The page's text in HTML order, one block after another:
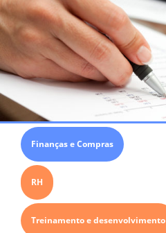
Finanças e Compras
RH
Treinamento e desenvolvimento